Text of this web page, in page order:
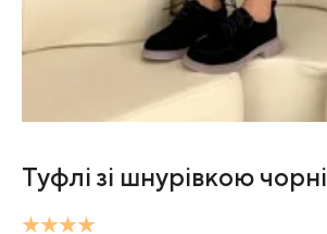
Туфлі зі шнурівкою чорні